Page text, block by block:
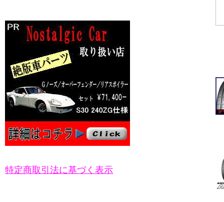
特定商取引法に基づく表示